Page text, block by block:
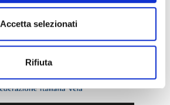
Accetta selezionati
Rifiuta